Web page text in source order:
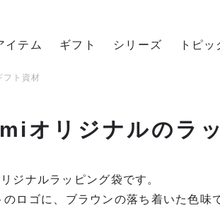
イテム ギフト シリーズ トピッ
フト資材
オリジナルのラ
ジナルラッピング袋です。
のロゴに、ブラウンの落ち着いた色味